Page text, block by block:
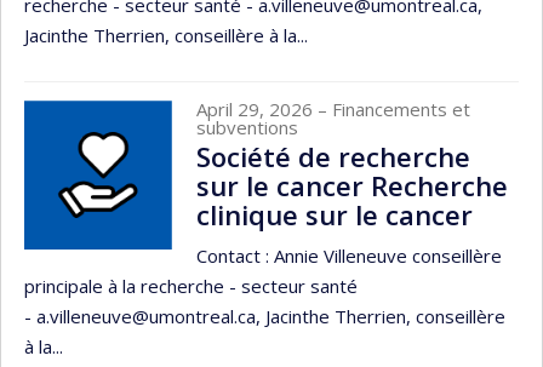
recherche - secteur santé - a.villeneuve@umontreal.ca,
Jacinthe Therrien, conseillère à la...
April 29, 2026 – Financements et
subventions
Société de recherche
sur le cancer Recherche
clinique sur le cancer
Contact : Annie Villeneuve conseillère
principale à la recherche - secteur santé
- a.villeneuve@umontreal.ca, Jacinthe Therrien, conseillère
à la...